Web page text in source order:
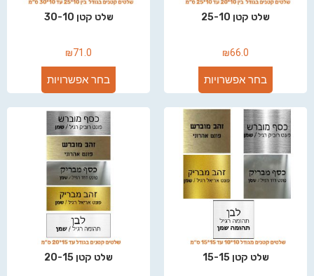
שלט קטן 25-10
₪66.0
בחר אפשרויות
שלט קטן 30-10
₪71.0
בחר אפשרויות
שלט קטן 15-15 שלט קטן 20-15